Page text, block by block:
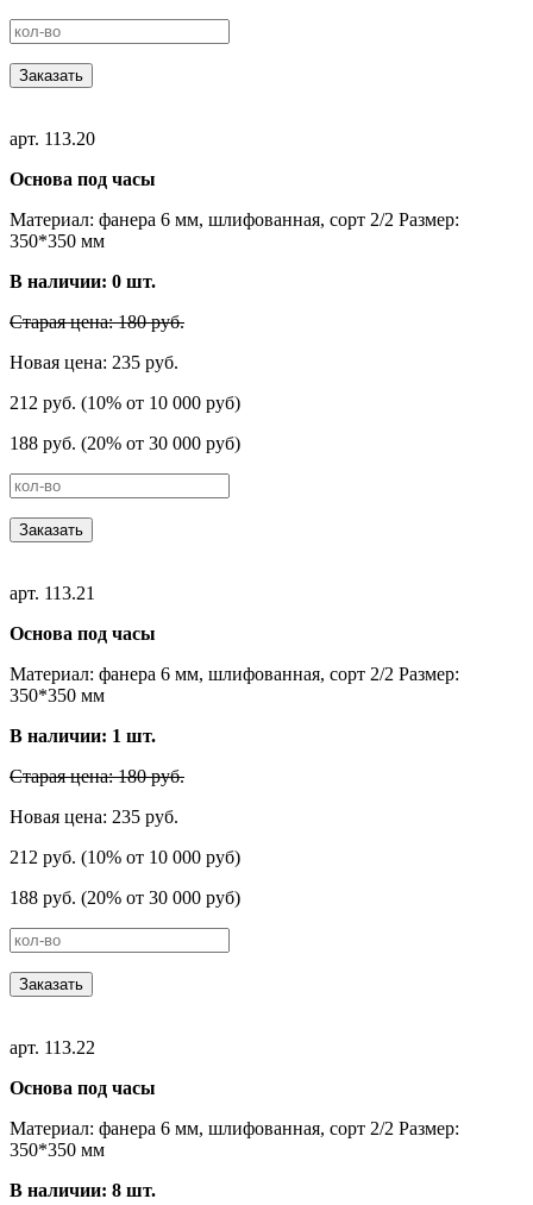
Заказать
арт. 113.20
Основа под часы
Материал: фанера 6 мм, шлифованная, сорт 2/2 Размер:
350*350 мм
В наличии: 0 шт.
Старая цена: 180 руб.
Новая цена: 235 руб.
212 руб. (10% от 10 000 руб)
188 руб. (20% от 30 000 руб)
Заказать
арт. 113.21
Основа под часы
Материал: фанера 6 мм, шлифованная, сорт 2/2 Размер:
350*350 мм
В наличии: 1 шт.
Старая цена: 180 руб.
Новая цена: 235 руб.
212 руб. (10% от 10 000 руб)
188 руб. (20% от 30 000 руб)
Заказать
арт. 113.22
Основа под часы
Материал: фанера 6 мм, шлифованная, сорт 2/2 Размер:
350*350 мм
В наличии: 8 шт.